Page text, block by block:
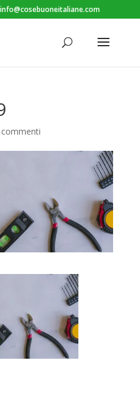
info@cosebuoneitaliane.com
commenti